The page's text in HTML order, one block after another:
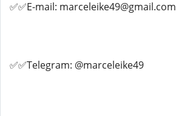
✅✅E-mail: marceleike49@gmail.com
✅✅Telegram: @marceleike49